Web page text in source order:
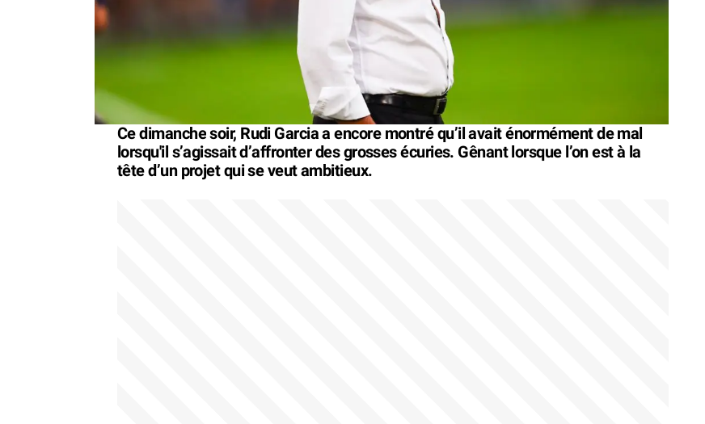
Ce dimanche soir, Rudi Garcia a encore montré qu’il avait énormément de mal
lorsqu'il s’agissait d’affronter des grosses écuries. Gênant lorsque l’on est à la
tête d’un projet qui se veut ambitieux.